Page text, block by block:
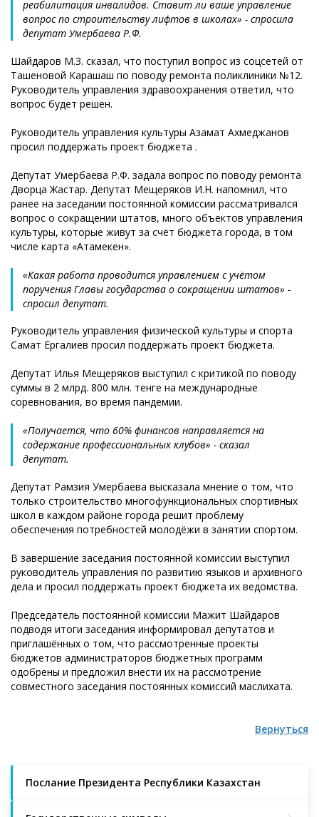
Послание Президента Республики Казахстан
реабилитация инвалидов. Ставит ли ваше управление
вопрос по строительству лифтов в школах» - спросила
депутат Умербаева Р.Ф.
Шайдаров М.З. сказал, что поступил вопрос из соцсетей от
Ташеновой Карашаш по поводу ремонта поликлиники №12.
Руководитель управления здравоохранения ответил, что
вопрос будет решен.
Руководитель управления культуры Азамат Ахмеджанов
просил поддержать проект бюджета .
Депутат Умербаева Р.Ф. задала вопрос по поводу ремонта
Дворца Жастар. Депутат Мещеряков И.Н. напомнил, что
ранее на заседании постоянной комиссии рассматривался
вопрос о сокращении штатов, много объектов управления
культуры, которые живут за счёт бюджета города, в том
числе карта «Атамекен».
«Какая работа проводится управлением с учётом
поручения Главы государства о сокращении штатов» -
спросил депутат.
Руководитель управления физической культуры и спорта
Самат Ергалиев просил поддержать проект бюджета.
Депутат Илья Мещеряков выступил с критикой по поводу
суммы в 2 млрд. 800 млн. тенге на международные
соревнования, во время пандемии.
«Получается, что 60% финансов направляется на
содержание профессиональных клубов» - сказал
депутат.
Депутат Рамзия Умербаева высказала мнение о том, что
только строительство многофункциональных спортивных
школ в каждом районе города решит проблему
обеспечения потребностей молодёжи в занятии спортом.
В завершение заседания постоянной комиссии выступил
руководитель управления по развитию языков и архивного
дела и просил поддержать проект бюджета их ведомства.
Председатель постоянной комиссии Мажит Шайдаров
подводя итоги заседания информировал депутатов и
приглашённых о том, что рассмотренные проекты
бюджетов администраторов бюджетных программ
одобрены и предложил внести их на рассмотрение
совместного заседания постоянных комиссий маслихата.
Вернуться